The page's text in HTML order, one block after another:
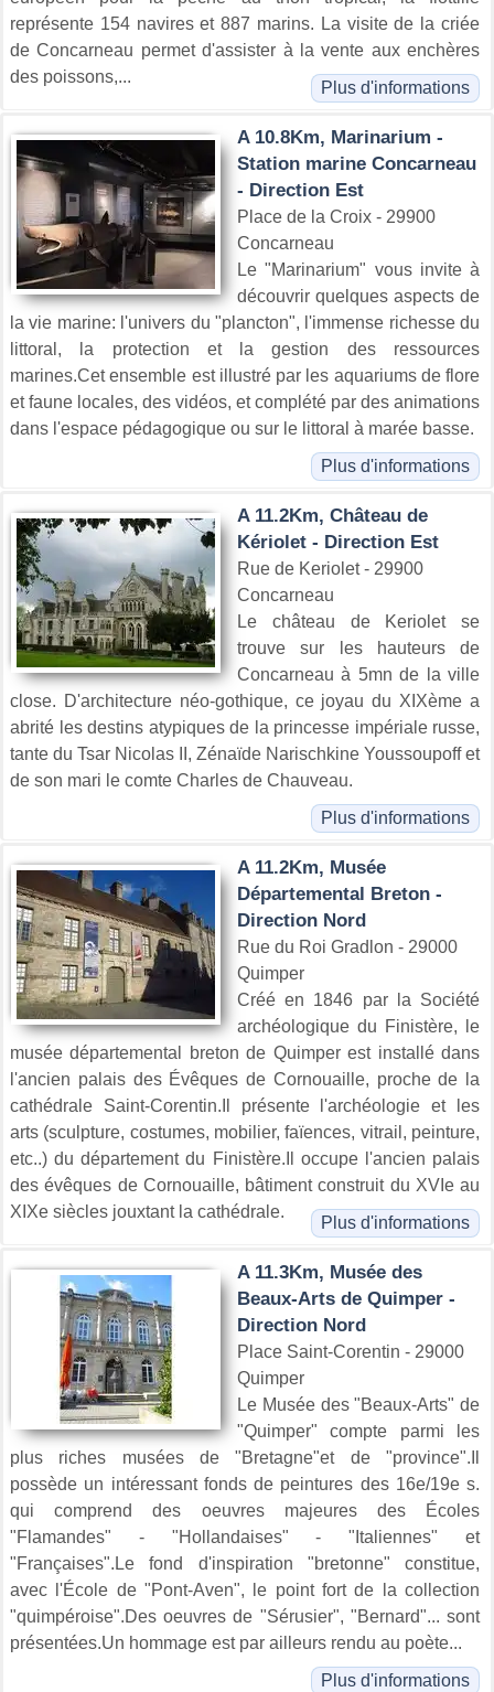
représente 154 navires et 887 marins. La visite de la criée
de Concarneau permet d'assister à la vente aux enchères
des poissons,...
Plus d'informations
A 10.8Km, Marinarium -
Station marine Concarneau
- Direction Est
Place de la Croix - 29900
Concarneau
Le "Marinarium" vous invite à
découvrir quelques aspects de
la vie marine: l'univers du "plancton", l'immense richesse du
littoral, la protection et la gestion des ressources
marines.Cet ensemble est illustré par les aquariums de flore
et faune locales, des vidéos, et complété par des animations
dans l'espace pédagogique ou sur le littoral à marée basse.
Plus d'informations
A 11.2Km, Château de
Kériolet - Direction Est
Rue de Keriolet - 29900
Concarneau
Le château de Keriolet se
trouve sur les hauteurs de
Concarneau à 5mn de la ville
close. D'architecture néo-gothique, ce joyau du XIXème a
abrité les destins atypiques de la princesse impériale russe,
tante du Tsar Nicolas II, Zénaïde Narischkine Youssoupoff et
de son mari le comte Charles de Chauveau.
Plus d'informations
A 11.2Km, Musée
Départemental Breton -
Direction Nord
Rue du Roi Gradlon - 29000
Quimper
Créé en 1846 par la Société
archéologique du Finistère, le
musée départemental breton de Quimper est installé dans
l'ancien palais des Évêques de Cornouaille, proche de la
cathédrale Saint-Corentin.Il présente l'archéologie et les
arts (sculpture, costumes, mobilier, faïences, vitrail, peinture,
etc..) du département du Finistère.Il occupe l'ancien palais
des évêques de Cornouaille, bâtiment construit du XVIe au
XIXe siècles jouxtant la cathédrale.
Plus d'informations
A 11.3Km, Musée des
Beaux-Arts de Quimper -
Direction Nord
Place Saint-Corentin - 29000
Quimper
Le Musée des "Beaux-Arts" de
"Quimper" compte parmi les
plus riches musées de "Bretagne"et de "province".Il
possède un intéressant fonds de peintures des 16e/19e s.
qui comprend des oeuvres majeures des Écoles
"Flamandes" - "Hollandaises" - "Italiennes" et
"Françaises".Le fond d'inspiration "bretonne" constitue,
avec l'École de "Pont-Aven", le point fort de la collection
"quimpéroise".Des oeuvres de "Sérusier", "Bernard"... sont
présentées.Un hommage est par ailleurs rendu au poète...
Plus d'informations